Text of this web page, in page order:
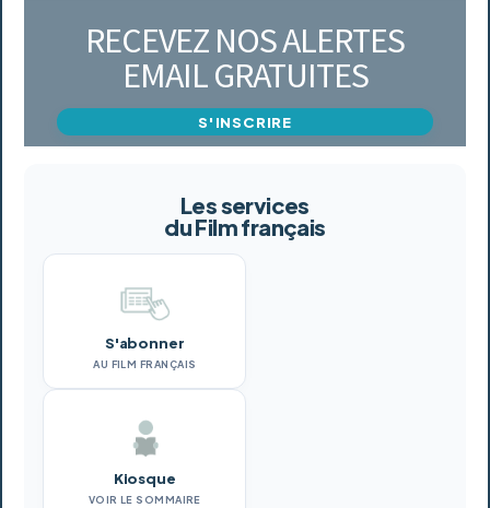
RECEVEZ NOS ALERTES
EMAIL GRATUITES
S'INSCRIRE
Les services
du Film français
S'abonner
AU FILM FRANÇAIS
Kiosque
VOIR LE SOMMAIRE